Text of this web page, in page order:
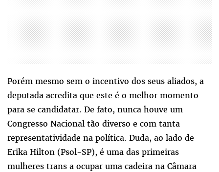
Porém mesmo sem o incentivo dos seus aliados, a
deputada acredita que este é o melhor momento
para se candidatar. De fato, nunca houve um
Congresso Nacional tão diverso e com tanta
representatividade na política. Duda, ao lado de
Erika Hilton (Psol-SP), é uma das primeiras
mulheres trans a ocupar uma cadeira na Câmara